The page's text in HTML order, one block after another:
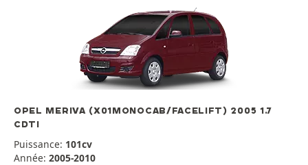
OPEL MERIVA (X01MONOCAB/FACELIFT) 2005 1.7
CDTI
Puissance: 101cv
Année: 2005-2010